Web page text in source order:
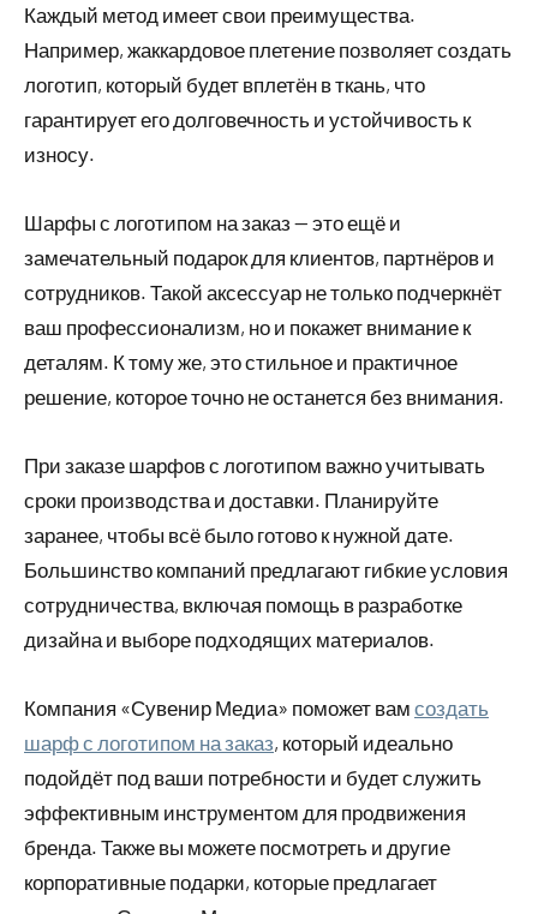
Каждый метод имеет свои преимущества.
Например, жаккардовое плетение позволяет создать
логотип, который будет вплетён в ткань, что
гарантирует его долговечность и устойчивость к
износу.
Шарфы с логотипом на заказ — это ещё и
замечательный подарок для клиентов, партнёров и
сотрудников. Такой аксессуар не только подчеркнёт
ваш профессионализм, но и покажет внимание к
деталям. К тому же, это стильное и практичное
решение, которое точно не останется без внимания.
При заказе шарфов с логотипом важно учитывать
сроки производства и доставки. Планируйте
заранее, чтобы всё было готово к нужной дате.
Большинство компаний предлагают гибкие условия
сотрудничества, включая помощь в разработке
дизайна и выборе подходящих материалов.
Компания «Сувенир Медиа» поможет вам создать
шарф с логотипом на заказ, который идеально
подойдёт под ваши потребности и будет служить
эффективным инструментом для продвижения
бренда. Также вы можете посмотреть и другие
корпоративные подарки, которые предлагает